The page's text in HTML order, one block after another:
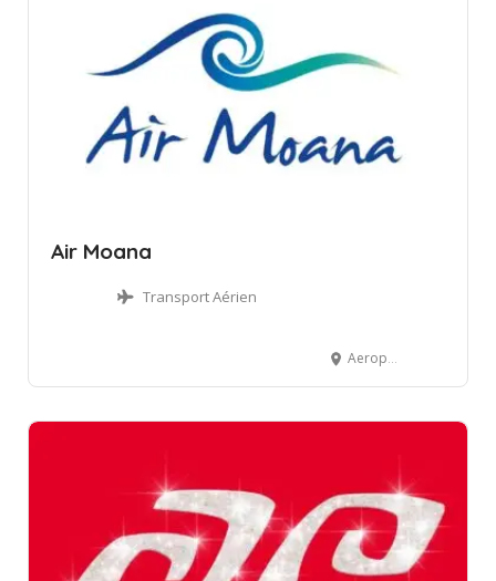
Air Moana
Transport Aérien
Aeroport , Faaa, French Polynesia